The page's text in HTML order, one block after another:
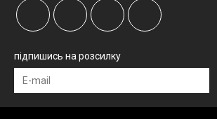
підпишись на розсилку